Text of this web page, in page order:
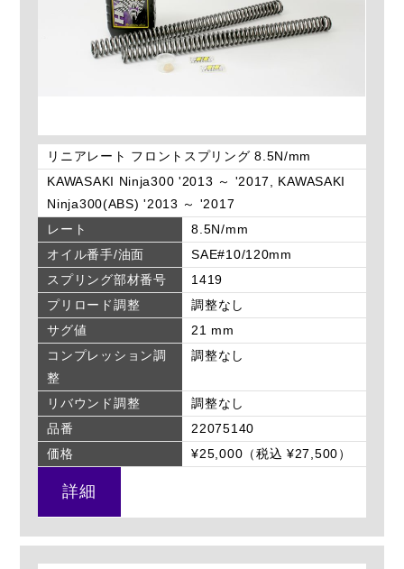
リニアレート フロントスプリング 8.5N/mm
KAWASAKI Ninja300 '2013 ～ '2017, KAWASAKI
Ninja300(ABS) '2013 ～ '2017
レート
8.5N/mm
オイル番手/油面
SAE#10/120mm
スプリング部材番号
1419
プリロード調整
調整なし
サグ値
21 mm
コンプレッション調
整
調整なし
リバウンド調整
調整なし
品番
22075140
価格
¥25,000（税込 ¥27,500）
詳細